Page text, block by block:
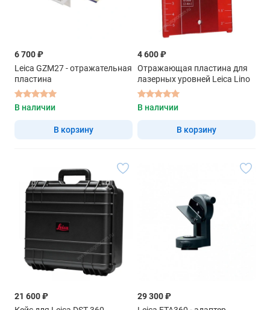
6 700 ₽
Leica GZM27 - отражательная
пластина
В наличии
В корзину
4 600 ₽
Отражающая пластина для
лазерных уровней Leica Lino
В наличии
В корзину
21 600 ₽
29 300 ₽